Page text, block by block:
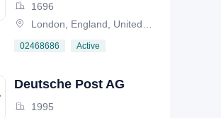
1696
London, England, United Kingdom
02468686 Active
Deutsche Post AG
1995